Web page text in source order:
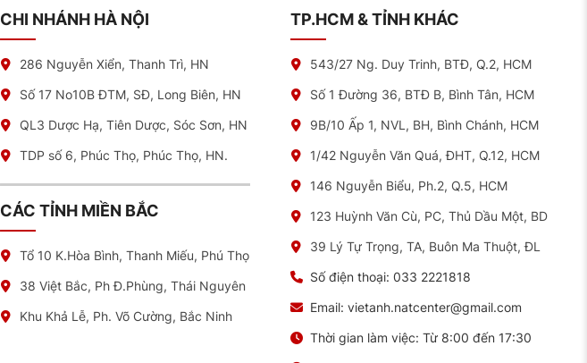
CHI NHÁNH HÀ NỘI
286 Nguyễn Xiển, Thanh Trì, HN
Số 17 No10B ĐTM, SĐ, Long Biên, HN
QL3 Dược Hạ, Tiên Dược, Sóc Sơn, HN
TDP số 6, Phúc Thọ, Phúc Thọ, HN.
CÁC TỈNH MIỀN BẮC
Tổ 10 K.Hòa Bình, Thanh Miếu, Phú Thọ
38 Việt Bắc, Ph Đ.Phùng, Thái Nguyên
Khu Khả Lễ, Ph. Võ Cường, Bắc Ninh
TP.HCM & TỈNH KHÁC
543/27 Ng. Duy Trinh, BTĐ, Q.2, HCM
Số 1 Đường 36, BTĐ B, Bình Tân, HCM
9B/10 Ấp 1, NVL, BH, Bình Chánh, HCM
1/42 Nguyễn Văn Quá, ĐHT, Q.12, HCM
146 Nguyễn Biểu, Ph.2, Q.5, HCM
123 Huỳnh Văn Cù, PC, Thủ Dầu Một, BD
39 Lý Tự Trọng, TA, Buôn Ma Thuột, ĐL
Số điện thoại: 033 2221818
Email: vietanh.natcenter@gmail.com
Thời gian làm việc: Từ 8:00 đến 17:30